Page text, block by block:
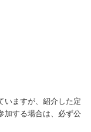
いますが、紹介した定
加する場合は、必ず公